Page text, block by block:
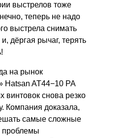
выстрелов тоже
теперь не надо
выстрела снимать
дёргая рычаг, терять
на рынок
Hatsan AT44−10 PA
винтовок снова резко
Компания доказала,
самые сложные
проблемы